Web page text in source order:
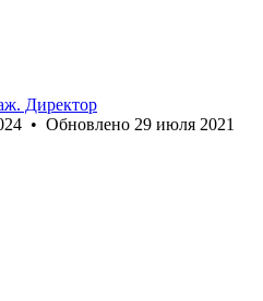
Директор
• Обновлено 29 июля 2021